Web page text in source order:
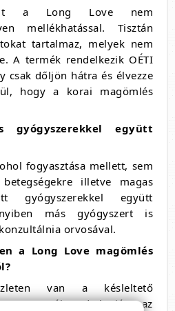
a Long Love nem
mellékhatással. Tisztán
tartalmaz, melyek nem
A termék rendelkezik OÉTI
csak dőljön hátra és élvezze
hogy a korai magömlés
gyógyszerekkel együtt
fogyasztása mellett, sem
illetve magas
gyógyszerekkel együtt
más gyógyszert is
orvosával.
a Long Love magömlés
van a késleltető
a termék adatlapján az